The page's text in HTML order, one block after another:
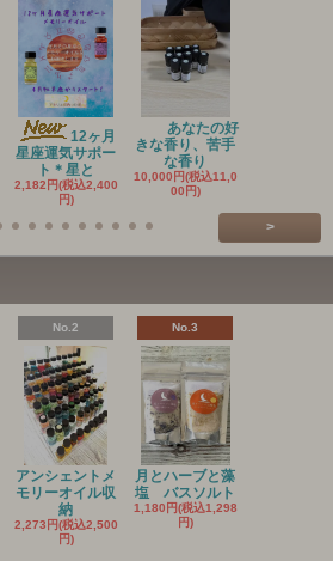
12ヶ月
星座運気サポー
ト＊星と
2,182円(税込2,400
円)
あなたの好
きな香り、苦手
な香り
10,000円(税込11,0
00円)
>
No.2
アンシェントメ
モリーオイル収
納
2,273円(税込2,500
円)
No.3
月とハーブと藻
塩 バスソルト
1,180円(税込1,298
円)